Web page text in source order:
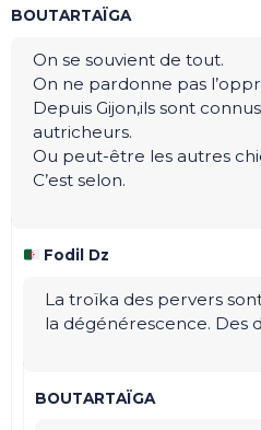
BOUTARTAÏGA
On se souvient de tout.
On ne pardonne pas
Depuis Gijon,ils sont
autricheurs.
Ou peut-être les autres
C’est selon.
Fodil Dz
La troïka des pervers
la dégénérescence. Des
BOUTARTAÏGA